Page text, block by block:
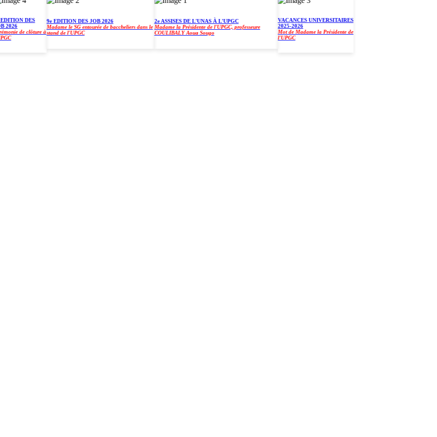
DES
de clôture à
9e EDITION DES JOB 2026
Madame le SG entourée de baccheliers dans le
stand de l'UPGC
2e ASSISES DE L'UNAS À L'UPGC
Madame la Présidente de l'UPGC, professeure
COULIBALY Aoua Sougo
VACANCES UNIVERSITAIRES
2025-2026
Mot de Madame la Présidente de
l'UPGC